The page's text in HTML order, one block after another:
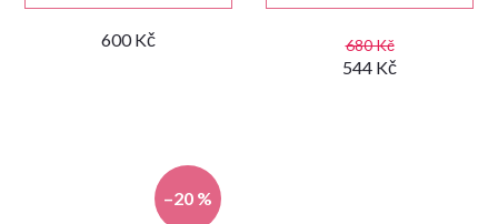
600 Kč 680 Kč
544 Kč
–20 %